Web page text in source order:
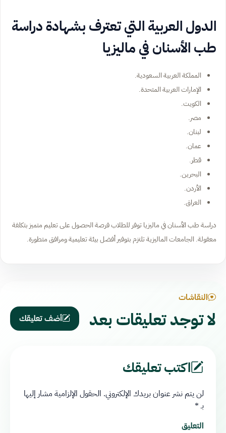
الدول العربية التي تعترف بشهادة دراسة
طب الأسنان في ماليزيا
المملكة العربية السعودية.
الإمارات العربية المتحدة.
الكويت.
مصر.
لبنان.
عمان.
قطر.
البحرين.
الأردن.
العراق.
دراسة طب الأسنان في ماليزيا توفر للطلاب فرصة الحصول على تعليم متميز بتكلفة
معقولة. الجامعات الماليزية تلتزم بتوفير أفضل بيئة تعليمية ومرافق متطورة.
النقاشات
لا توجد تعليقات بعد أضف تعليقك
اكتب تعليقك
لن يتم نشر عنوان بريدك الإلكتروني. الحقول الإلزامية مشار إليها
بـ*
التعليق